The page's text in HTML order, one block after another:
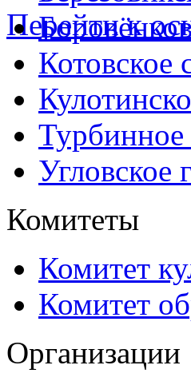
Перейти к
Котовское
Турбинное
Угловское
Комитеты
Комитет
Комитет
Организации